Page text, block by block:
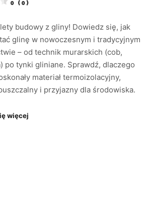
0 (0)
budowy z gliny! Dowiedz się, jak
glinę w nowoczesnym i tradycyjnym
– od technik murarskich (cob,
po tynki gliniane. Sprawdź, dlaczego
materiał termoizolacyjny,
i przyjazny dla środowiska.
więcej